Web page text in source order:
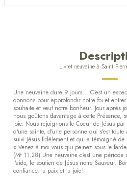
Livret neuvaine à Saint
Une neuvaine dure 9 jours... C'est un
donnons pour approfondir notre foi et
souhaite et veut notre bonheur. Jour après
nous goûtons davantage à cette Présence,
joie. Nous rejoignons le Coeur de Jésus
d'une sainte, d'une personne qui s'est
suivi Jésus fidèlement et qui a témoigné
« Venez à moi vous qui peinez sous le
(Mt 11,28) Une neuvaine c'est une période
l'aide, le soutien de Jésus notre Sauveur.
confiance, la paix et la joie!